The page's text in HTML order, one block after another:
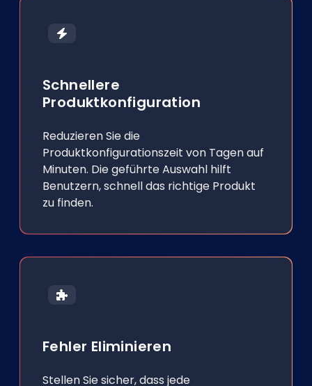
Schnellere
Produktkonfiguration
Reduzieren Sie die
Produktkonfigurationszeit von Tagen auf
Minuten. Die geführte Auswahl hilft
Benutzern, schnell das richtige Produkt
zu finden.
Fehler Eliminieren
Stellen Sie sicher, dass jede